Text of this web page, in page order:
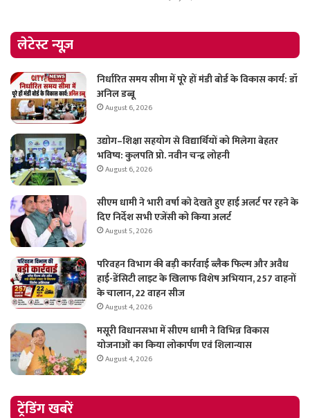
लेटेस्ट न्यूज़
निर्धारित समय सीमा में पूरे हों मंडी बोर्ड के विकास कार्य: डॉ
अनिल डब्बू
August 6, 2026
उद्योग–शिक्षा सहयोग से विद्यार्थियों को मिलेगा बेहतर
भविष्य: कुलपति प्रो. नवीन चन्द्र लोहनी
August 6, 2026
सीएम धामी ने भारी वर्षा को देखते हुए हाई अलर्ट पर रहने के
दिए निर्देश सभी एजेंसी को किया अलर्ट
August 5, 2026
परिवहन विभाग की बड़ी कार्रवाई ब्लैक फिल्म और अवैध
हाई-डेंसिटी लाइट के खिलाफ विशेष अभियान, 257 वाहनों
के चालान, 22 वाहन सीज
August 4, 2026
मसूरी विधानसभा में सीएम धामी ने विभिन्न विकास
योजनाओं का किया लोकार्पण एवं शिलान्यास
August 4, 2026
ट्रेंडिंग खबरें